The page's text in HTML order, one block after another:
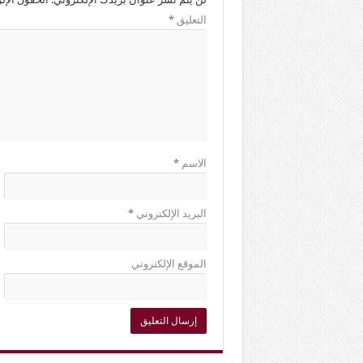
التعليق*
الاسم*
البريد الإلكتروني*
الموقع الإلكتروني